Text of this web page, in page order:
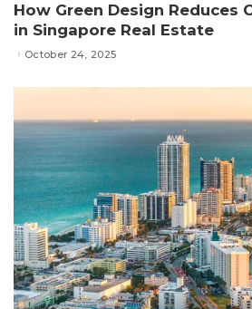
How Green Design Reduces
in Singapore Real Estate
October 24, 2025